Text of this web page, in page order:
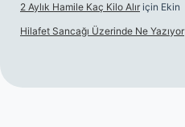
2 Aylık Hamile Kaç Kilo Alır için Ekin
Hilafet Sancağı Üzerinde Ne Yazıyor